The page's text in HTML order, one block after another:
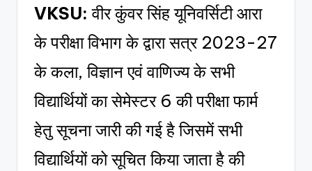
VKSU: वीर कुंवर सिंह यूनिवर्सिटी आरा
के परीक्षा विभाग के द्वारा सत्र 2023-27
के कला, विज्ञान एवं वाणिज्य के सभी
विद्यार्थियों का सेमेस्टर 6 की परीक्षा फार्म
हेतु सूचना जारी की गई है जिसमें सभी
विद्यार्थियों को सूचित किया जाता है की